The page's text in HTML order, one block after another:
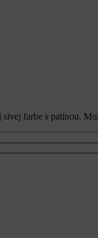
farbe s patinou.